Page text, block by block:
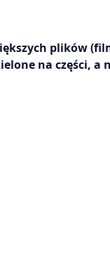
plików
na części, a